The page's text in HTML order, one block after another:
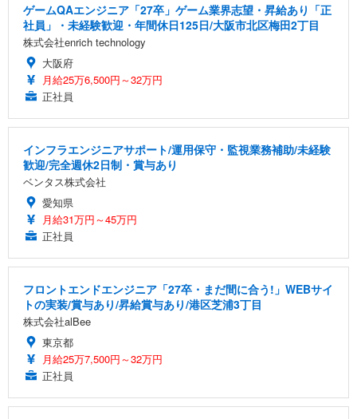
ゲームQAエンジニア「27卒」ゲーム業界志望・昇給あり「正
社員」・未経験歓迎・年間休日125日/大阪市北区梅田2丁目
株式会社enrich technology
大阪府
月給25万6,500円～32万円
正社員
インフラエンジニアサポート/運用保守・監視業務補助/未経験
歓迎/完全週休2日制・賞与あり
ベンタス株式会社
愛知県
月給31万円～45万円
正社員
フロントエンドエンジニア「27卒・まだ間に合う!」WEBサイ
トの実装/賞与あり/昇給賞与あり/港区芝浦3丁目
株式会社alBee
東京都
月給25万7,500円～32万円
正社員